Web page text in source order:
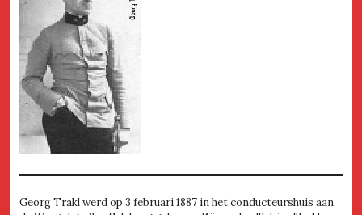
Georg Trakl werd op 3 februari 1887 in het conducteurshuis aan